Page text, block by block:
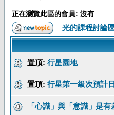
正在瀏覽此區的會員: 沒有
光的課程討論
置頂: 行星園地
置頂: 行星第一級次預計
「心識」與「意識」是有